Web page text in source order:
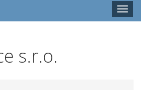
Toggle
s.r.o.